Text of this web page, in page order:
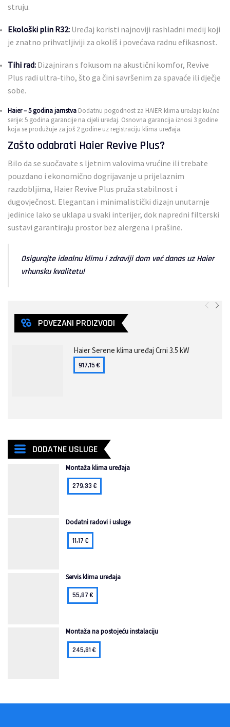
struju.
Ekološki plin R32: Uređaj koristi najnoviji rashladni medij koji
je znatno prihvatljiviji za okoliš i povećava radnu efikasnost.
Tihi rad: Dizajniran s fokusom na akustični komfor, Revive
Plus radi ultra-tiho, što ga čini savršenim za spavaće ili dječje
sobe.
Haier – 5 godina jamstva Dodatnu pogodnost za HAIER klima uređaje kućne
serije: 5 godina garancije na cijeli uređaj. Osnovna garancija iznosi 3 godine
koja se produžuje za još 2 godine uz registraciju klima uređaja.
Zašto odabrati Haier Revive Plus?
Bilo da se suočavate s ljetnim valovima vrućine ili trebate
pouzdano i ekonomično dogrijavanje u prijelaznim
razdobljima, Haier Revive Plus pruža stabilnost i
dugovječnost. Elegantan i minimalistički dizajn unutarnje
jedinice lako se uklapa u svaki interijer, dok napredni filterski
sustavi garantiraju prostor bez alergena i prašine.
Osigurajte idealnu klimu i zdraviji dom već danas uz Haier
vrhunsku kvalitetu!
POVEZANI PROIZVODI
Haier Serene klima uređaj Crni 3.5 kW
917,15€
DODATNE USLUGE
Montaža klima uređaja
279,33€
Dodatni radovi i usluge
11,17€
Servis klima uređaja
55,87€
Montaža na postojeću instalaciju
245,81€